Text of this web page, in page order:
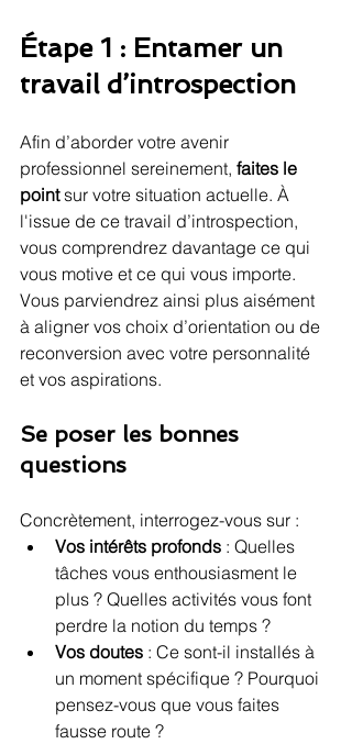
Étape 1 : Entamer un
travail d’introspection
Afin d’aborder votre avenir
professionnel sereinement, faites le
point sur votre situation actuelle. À
l'issue de ce travail d’introspection,
vous comprendrez davantage ce qui
vous motive et ce qui vous importe.
Vous parviendrez ainsi plus aisément
à aligner vos choix d’orientation ou de
reconversion avec votre personnalité
et vos aspirations.
Se poser les bonnes
questions
Concrètement, interrogez-vous sur :
Vos intérêts profonds : Quelles
tâches vous enthousiasment le
plus ? Quelles activités vous font
perdre la notion du temps ?
Vos doutes : Ce sont-il installés à
un moment spécifique ? Pourquoi
pensez-vous que vous faites
fausse route ?